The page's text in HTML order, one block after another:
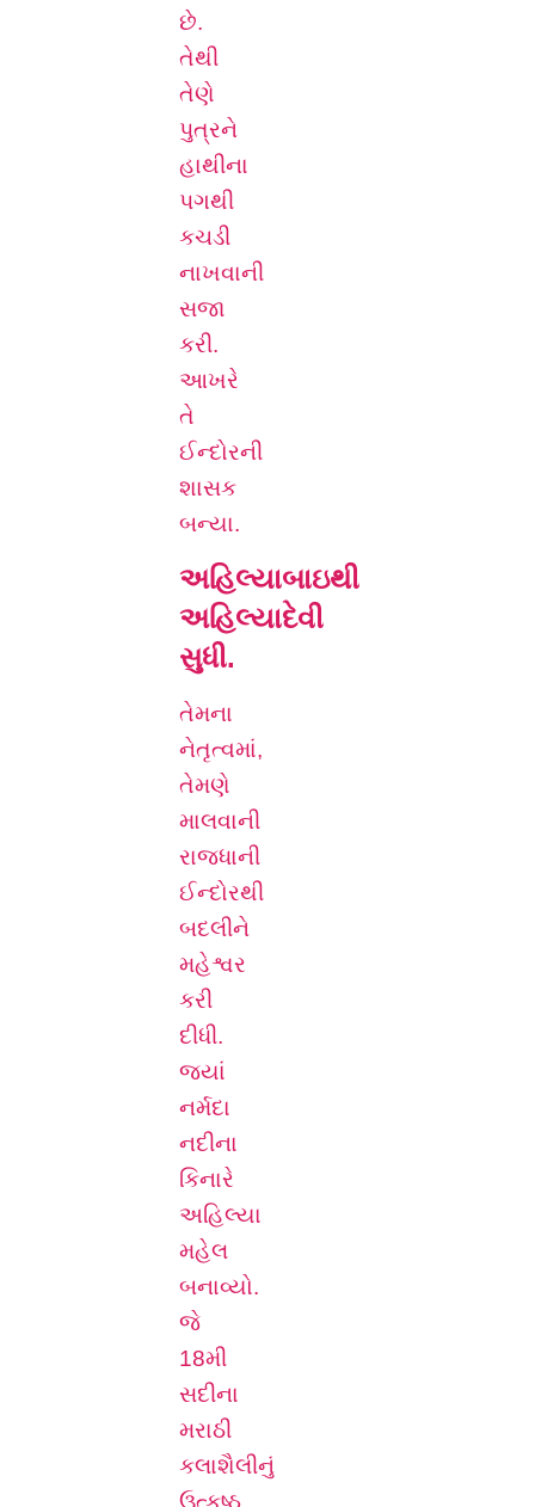
છે.
તેથી
તેણે
પુત્રને
હાથીના
પગથી
કચડી
નાખવાની
સજા
કરી.
આખરે
તે
ઈન્દોરની
શાસક
બન્યા.
અહિલ્યાબાઇથી
અહિલ્યાદેવી
સુધી.
તેમના
નેતૃત્વમાં,
તેમણે
માલવાની
રાજધાની
ઈન્દોરથી
બદલીને
મહેશ્વર
કરી
દીધી.
જ્યાં
નર્મદા
નદીના
કિનારે
અહિલ્યા
મહેલ
બનાવ્યો.
જે
18મી
સદીના
મરાઠી
કલાશૈલીનું